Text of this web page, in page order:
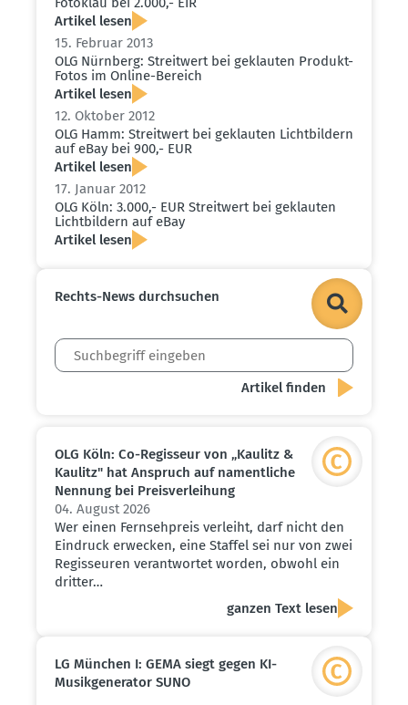
Artikel lesen
15. Februar 2013
OLG Nürnberg: Streitwert bei geklauten Produkt-
Fotos im Online-Bereich
Artikel lesen
12. Oktober 2012
OLG Hamm: Streitwert bei geklauten Licht­bildern
auf eBay bei 900,- EUR
Artikel lesen
17. Januar 2012
OLG Köln: 3.000,- EUR Streitwert bei geklauten
Licht­bildern auf eBay
Artikel lesen
Rechts-News durch­suchen
OLG Köln: Co-Regisseur von „Kaulitz &
Kaulitz" hat Anspruch auf nament­liche
Nennung bei Preis­ver­leihung
04. August 2026
Wer einen Fernsehpreis verleiht, darf nicht den
Eindruck erwecken, eine Staffel sei nur von zwei
Regisseuren verantwortet worden, obwohl ein
dritter…
ganzen Text lesen
LG München I: GEMA siegt gegen KI-
Musik­ge­ne­rator SUNO